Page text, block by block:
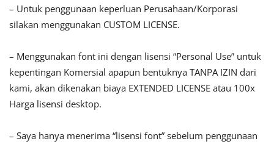
– Untuk penggunaan keperluan Perusahaan/Korporasi
silakan menggunakan CUSTOM LICENSE.
– Menggunakan font ini dengan lisensi “Personal Use” untuk
kepentingan Komersial apapun bentuknya TANPA IZIN dari
kami, akan dikenakan biaya EXTENDED LICENSE atau 100x
Harga lisensi desktop.
– Saya hanya menerima “lisensi font” sebelum penggunaan